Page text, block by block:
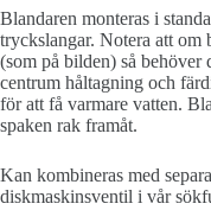
Blandaren monteras i
tryckslangar. Notera att om
(som på bilden) så behöver
centrum håltagning och
för att få varmare vatten.
spaken rak framåt.
Kan kombineras med
diskmaskinsventil i vår